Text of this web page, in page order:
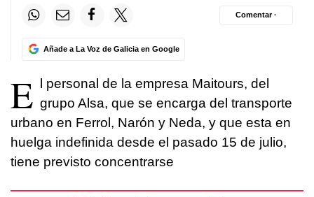
Añade a La Voz de Galicia en Google
Comentar ·
E l personal de la empresa Maitours, del
grupo Alsa, que se encarga del transporte
urbano en Ferrol, Narón y Neda, y que esta en
huelga indefinida desde el pasado 15 de julio,
tiene previsto concentrarse